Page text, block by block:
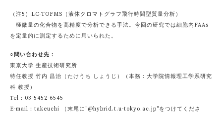
（注5）LC-TOFMS（液体クロマトグラフ飛行時間型質量分析）
極微量の化合物を高精度で分析できる手法。今回の研究では細胞内FAAs
を定量的に測定するために用いられた。
○問い合わせ先：
東京大学 生産技術研究所
特任教授 竹内 昌治（たけうち しょうじ）（本務：大学院情報理工学系研究
科 教授）
Tel：03-5452-6545
E-mail：takeuchi （末尾に"@hybrid.t.u-tokyo.ac.jp"をつけてくださ